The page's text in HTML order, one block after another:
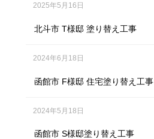
2025年5月16日
北斗市 T様邸 塗り替え工事
2024年6月18日
函館市 F様邸 住宅塗り替え工事
2024年5月18日
函館市 S様邸塗り替え工事